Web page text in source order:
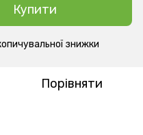
Купити
знижки
Порівняти